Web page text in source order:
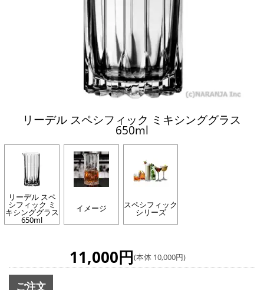
リーデル スペシフィック ミキシンググラス
650ml
リーデル スペ
シフィック ミ
キシンググラス
650ml
イメージ スペシフィック
シリーズ
11,000円(本体 10,000円)
ご注文